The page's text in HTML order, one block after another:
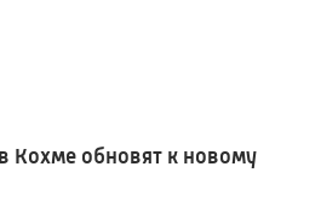
обновят к новому